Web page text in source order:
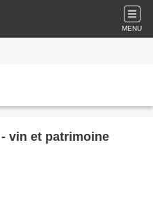
MENU
vin et patrimoine